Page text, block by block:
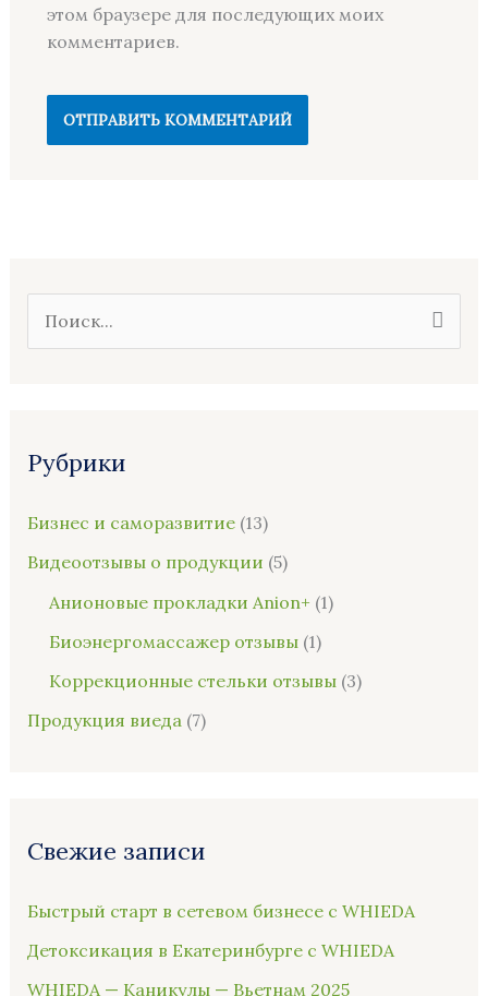
к
Рубрики
Бизнес и саморазвитие(13)
Видеоотзывы о продукции (5)
Анионовые прокладки Anion+ (1)
Биоэнергомассажер отзывы(1)
Коррекционные стельки отзывы(3)
Продукция виеда (7)
Свежие записи
Быстрый старт в сетевом бизнесе с WHIEDA
Детоксикация в Екатеринбурге с WHIEDA
WHIEDA — Каникулы — Вьетнам 2025
этом браузере для последующих моих
комментариев.